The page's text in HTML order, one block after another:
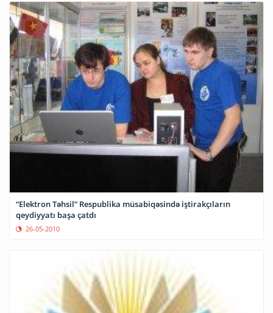
“Elektron Təhsil” Respublika müsabiqəsində iştirakçıların
qeydiyyatı başa çatdı
26-05-2010